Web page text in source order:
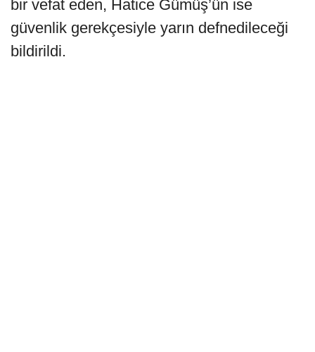
bir vefat eden, Hatice Gümüş’ün ise
güvenlik gerekçesiyle yarın defnedileceği
bildirildi.